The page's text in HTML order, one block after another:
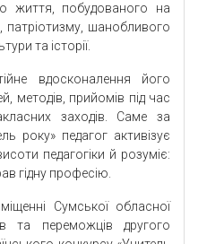
життя, побудованого на
патріотизму, шанобливого
та історії.
вдосконалення його
методів, прийомів під час
заходів. Саме за
року» педагог активізує
педагогіки й розуміє:
гідну професію.
Сумської обласної
та переможців другого